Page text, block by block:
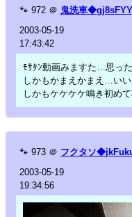
🐾 972 ＠ 鬼洗車
2003-05-19
17:43:42
ﾓｻﾀﾝ動画みますた…思っ
しかもかまえかまえ…いい
しかもケケケケ鳴き初め
🐾 973 ＠ フクタソ
2003-05-19
19:34:56